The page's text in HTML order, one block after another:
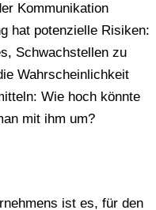
Kommunikation
hat potenzielle Risiken:
Schwachstellen zu
Wahrscheinlichkeit
Wie hoch könnte
mit ihm um?
ist es, für den